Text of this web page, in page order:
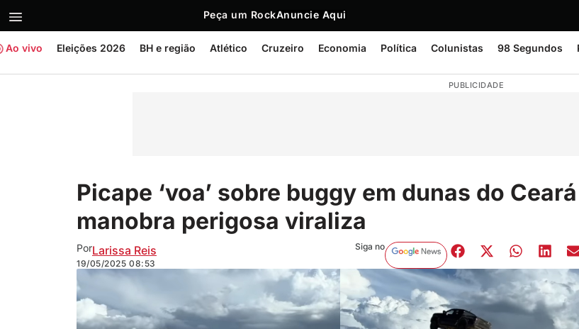
Peça um RockAnuncie Aqui
Ao vivo Eleições 2026 BH e região Atlético Cruzeiro Economia Política Colunistas 98 Segundos
PUBLICIDADE
Picape ‘voa’ sobre buggy em dunas do
manobra perigosa viraliza
PorLarissa Reis
19/05/2025 08:53
Siga no